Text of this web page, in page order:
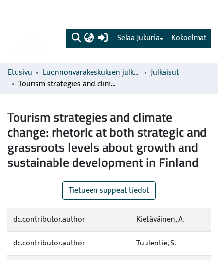
(current) Kokoelmat
Selaa Jukuria
Etusivu Luonnonvarakeskuksen julkaisut
Julkaisut
Tourism strategies and climate change: rhetoric at both strategic and grassroots levels about growth and sustainable development in Finland
Tourism strategies and climate
change: rhetoric at both strategic and
grassroots levels about growth and
sustainable development in Finland
Tietueen suppeat tiedot
dc.contributor.author
Kietäväinen, A.
dc.contributor.author
Tuulentie, S.